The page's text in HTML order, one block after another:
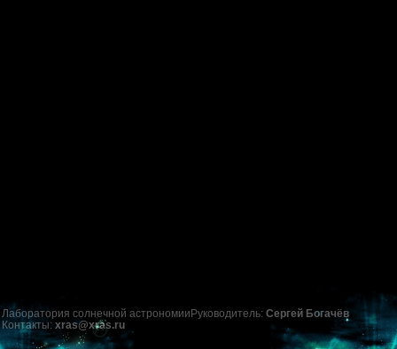
Лаборатория солнечной астрономии Руководитель: Сергей Богачёв
Контакты: xras@xras.ru